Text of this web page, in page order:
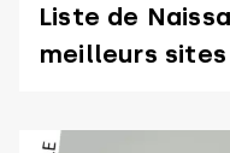
Liste de
meilleurs